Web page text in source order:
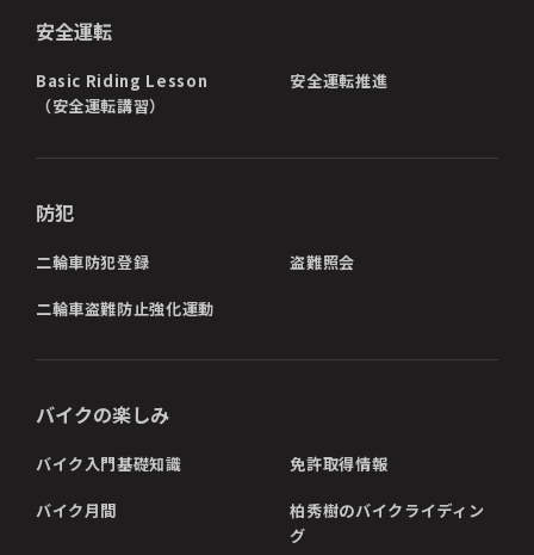
安全運転
Basic Riding Lesson
（安全運転講習）
安全運転推進
防犯
二輪車防犯登録 盗難照会
二輪車盗難防止強化運動
バイクの楽しみ
バイク入門基礎知識 免許取得情報
バイク月間
柏秀樹のバイクライディン
グ